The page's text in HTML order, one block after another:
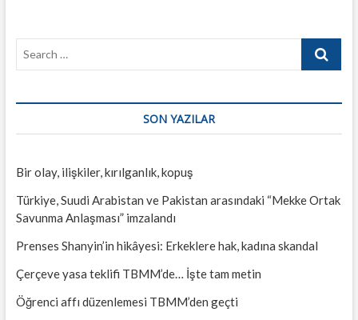
Search
SON YAZILAR
Bir olay, ilişkiler, kırılganlık, kopuş
Türkiye, Suudi Arabistan ve Pakistan arasındaki “Mekke Ortak
Savunma Anlaşması” imzalandı
Prenses Shanyin’in hikâyesi: Erkeklere hak, kadına skandal
Çerçeve yasa teklifi TBMM’de… İşte tam metin
Öğrenci affı düzenlemesi TBMM’den geçti